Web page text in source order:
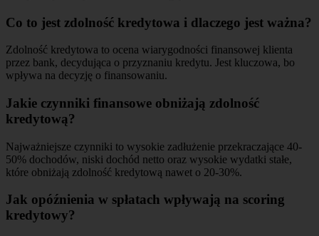
Co to jest zdolność kredytowa i dlaczego jest ważna?
Zdolność kredytowa to ocena wiarygodności finansowej klienta
przez bank, decydująca o przyznaniu kredytu. Jest kluczowa, bo
wpływa na decyzję o finansowaniu.
Jakie czynniki finansowe obniżają zdolność
kredytową?
Najważniejsze czynniki to wysokie zadłużenie przekraczające 40-
50% dochodów, niski dochód netto oraz wysokie wydatki stałe,
które obniżają zdolność kredytową nawet o 20-30%.
Jak opóźnienia w spłatach wpływają na scoring
kredytowy?